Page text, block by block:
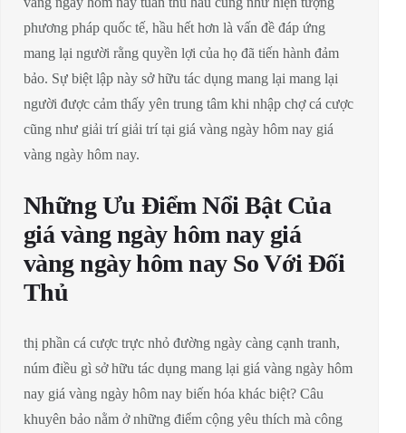
phương pháp quốc tế, hầu hết hơn là vấn đề đáp ứng
mang lại người rằng quyền lợi của họ đã tiến hành đảm
bảo. Sự biệt lập này sở hữu tác dụng mang lại mang lại
người được cảm thấy yên trung tâm khi nhập chợ cá cược
cũng như giải trí giải trí tại giá vàng ngày hôm nay giá
vàng ngày hôm nay.
Những Ưu Điểm Nổi Bật Của
giá vàng ngày hôm nay giá
vàng ngày hôm nay So Với Đối
Thủ
thị phần cá cược trực nhỏ đường ngày càng cạnh tranh,
núm điều gì sở hữu tác dụng mang lại giá vàng ngày hôm
nay giá vàng ngày hôm nay biến hóa khác biệt? Câu
khuyên bảo nằm ở những điểm cộng yêu thích mà công